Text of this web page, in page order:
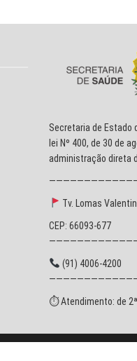
Secretaria de Estado
lei Nº 400, de 30 de
administração direta
Tv. Lomas
CEP: 66093-677
(91) 4006-4200
⏱ Atendimento: de 2ª